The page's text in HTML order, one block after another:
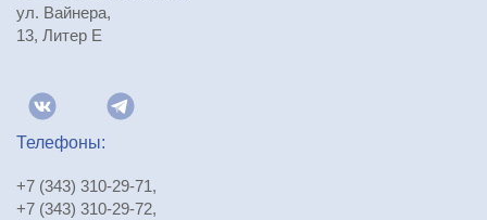
ул. Вайнера,
13, Литер Е
Телефоны:
+7 (343) 310-29-71,
+7 (343) 310-29-72,